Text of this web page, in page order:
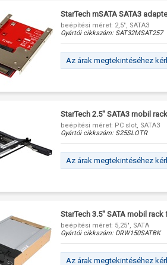
StarTech mSATA SATA3
beépítési méret: 2,5", SATA3
Gyártói cikkszám: SAT32MSAT257
Az árak megtekintéséhez
StarTech 2.5" SATA3 mobil
beépítési méret: PC slot, SATA3
Gyártói cikkszám: S25SLOTR
Az árak megtekintéséhez
StarTech 3.5" SATA mobil rack
beépítési méret: 5,25", SATA
Gyártói cikkszám: DRW150SATBK
Az árak megtekintéséhez